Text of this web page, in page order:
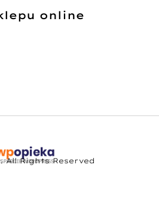
online
All Rights Reserved